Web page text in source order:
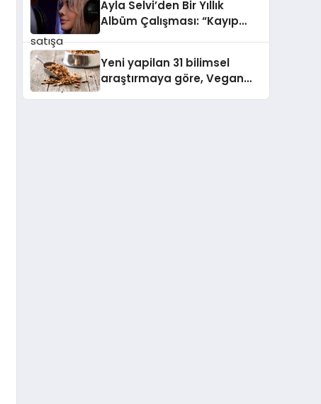
teknolojiyi estetik ile bulu
Ayla Selvi’den Bir Yıllık
Albüm Çalışması: “Kayıp
Yeni yapilan 31 bilimsel
araştırmaya göre, Vegan